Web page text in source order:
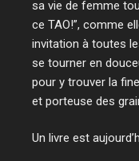
sa vie de femme
ce TAO!”, comme
invitation à toutes
se tourner en
pour y trouver la
et porteuse des
Un livre est